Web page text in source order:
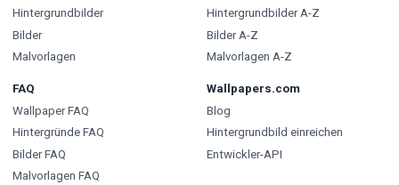
Hintergrundbilder
Bilder
Malvorlagen
Hintergrundbilder A-Z
Bilder A-Z
Malvorlagen A-Z
FAQ
Wallpaper FAQ
Hintergründe FAQ
Bilder FAQ
Malvorlagen FAQ
Wallpapers.com
Blog
Hintergrundbild einreichen
Entwickler-API